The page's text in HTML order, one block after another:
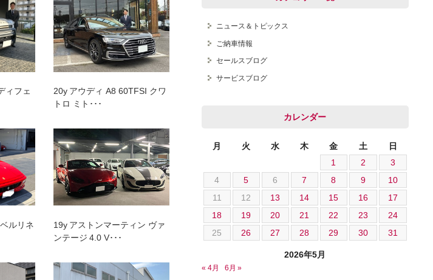
ンク杉並
トップランク神戸
ROKKO i PARK
オートテクニカルベース
ィフェ
20y アウディ A8 60TFSI クワ
トロ ミト･･･
ルリネ
19y アストンマーティン ヴァ
ンテージ 4.0 V･･･
ニュース＆トピックス
ご納車情報
セールスブログ
サービスブログ
カレンダー
2026年5月
月 火 水 木 金 土
日
1
2
3
4
5 6 7 8 9
10
11
12 13 14 15 16
17
18
19 20 21 22 23
24
25
26 27 28 29 30 31
« 4月 6月 »